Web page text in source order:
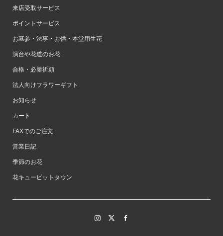
来店受取サービス
ポイントサービス
お墓参・法事・お供・本堂用生花
演台や花道のお花
合格・必勝祈願
法人向けフラワーギフト
お知らせ
カート
FAXでのご注文
営業日記
季節のお花
花キューピットタウン